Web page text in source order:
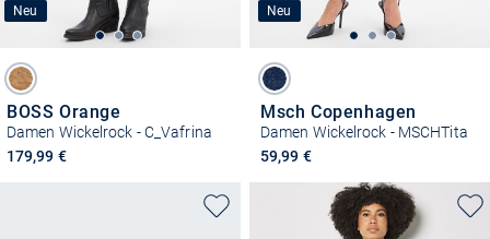
Neu
BOSS Orange
Damen Wickelrock - C_Vafrina
179,99 €
Neu
Msch Copenhagen
Damen Wickelrock - MSCHTita
59,99 €